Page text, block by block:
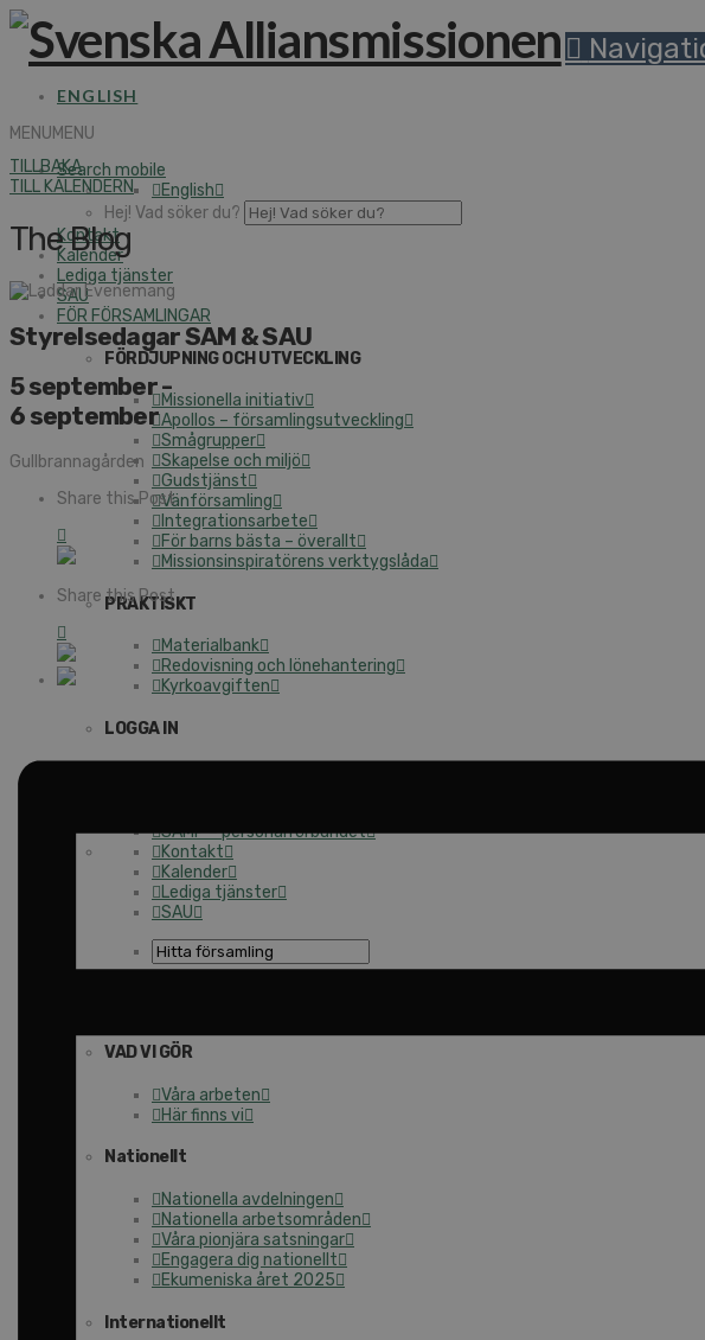
ENGLISH
MENUMENU
Search mobile
English
Hej! Vad söker du?
Kontakt
Kalender
Lediga tjänster
SAU
FÖR FÖRSAMLINGAR
FÖRDJUPNING OCH UTVECKLING
Missionella initiativ
Apollos – församlingsutveckling
Smågrupper
Skapelse och miljö
Gudstjänst
Vänförsamling
Integrationsarbete
För barns bästa – överallt
Missionsinspiratörens verktygslåda
PRAKTISKT
Materialbank
Redovisning och lönehantering
Kyrkoavgiften
LOGGA IN
SAMP – personalförbundet
Kontakt
Kalender
Lediga tjänster
SAU
VAD VI GÖR
Våra arbeten
Här finns vi
Nationellt
Nationella avdelningen
Nationella arbetsområden
Våra pionjära satsningar
Engagera dig nationellt
Ekumeniska året 2025
Internationellt
TILLBAKA
TILL KALENDERN
The Blog
Styrelsedagar SAM & SAU
5 september-
6 september
Gullbrannagården
Share this Post
Share this Post